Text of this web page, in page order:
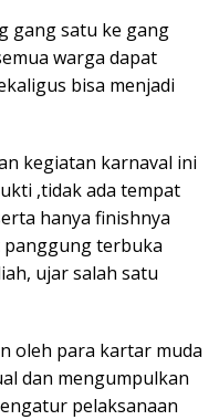
gang satu ke gang
warga dapat
bisa menjadi
kegiatan karnaval ini
,tidak ada tempat
hanya finishnya
panggung terbuka
ujar salah satu
oleh para kartar muda
dan mengumpulkan
pelaksanaan